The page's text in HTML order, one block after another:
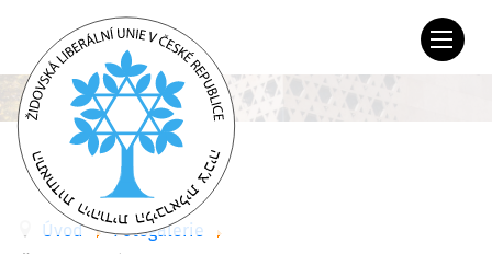
Úvod
Fotogalerie